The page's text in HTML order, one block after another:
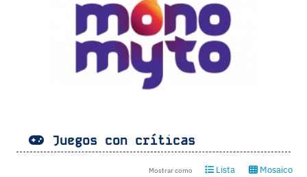
Juegos con críticas
Mostrar como Lista Mosaico